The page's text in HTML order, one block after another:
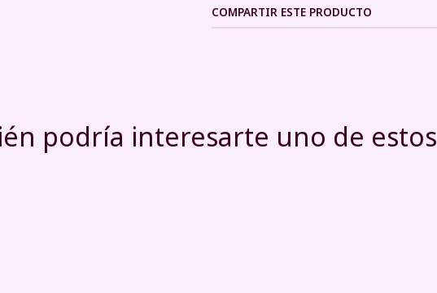
COMPARTIR ESTE PRODUCTO
podría interesarte uno de estos